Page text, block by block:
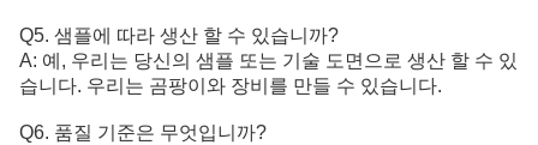
Q5. 샘플에 따라 생산 할 수 있습니까?
A: 예, 우리는 당신의 샘플 또는 기술 도면으로 생산 할 수 있
습니다. 우리는 곰팡이와 장비를 만들 수 있습니다.
Q6. 품질 기준은 무엇입니까?